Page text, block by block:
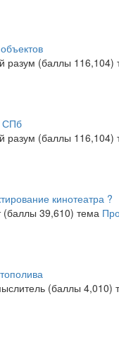
разум (баллы 116,104)
СПб
разум (баллы 116,104)
кинотеатра ?
(баллы 39,610) тема
(баллы 4,010)